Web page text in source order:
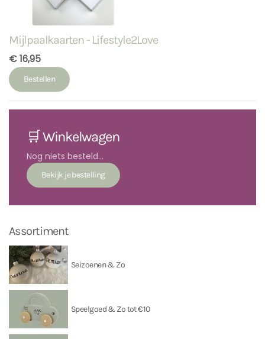
Mijlpaalkaarten - Lifestyle2Love
€ 16,95
Bestellen
🛒 Winkelwagen
Nog niets besteld...
Assortiment
Seizoenen & Zo
Speelgoed & Zo tot €10